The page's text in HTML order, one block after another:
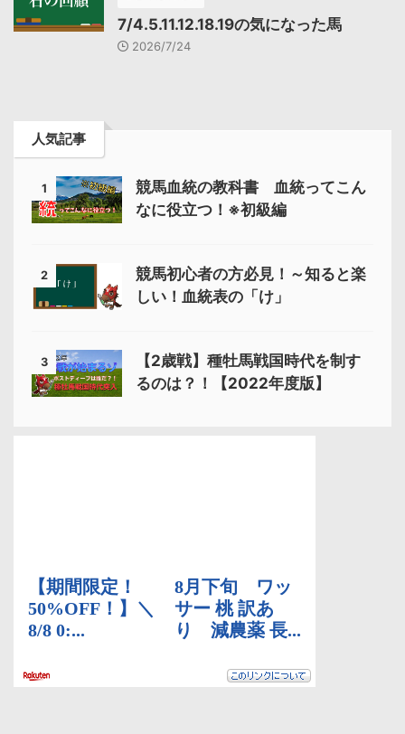
7/4.5.11.12.18.19の気になった馬
2026/7/24
人気記事
1
競馬血統の教科書 血統ってこん
なに役立つ！※初級編
2
競馬初心者の方必見！～知ると楽
しい！血統表の「け」
3
【2歳戦】種牡馬戦国時代を制す
るのは？！【2022年度版】